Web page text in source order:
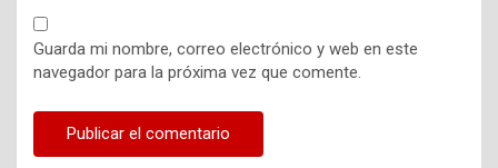
Guarda mi nombre, correo electrónico y web en este
navegador para la próxima vez que comente.